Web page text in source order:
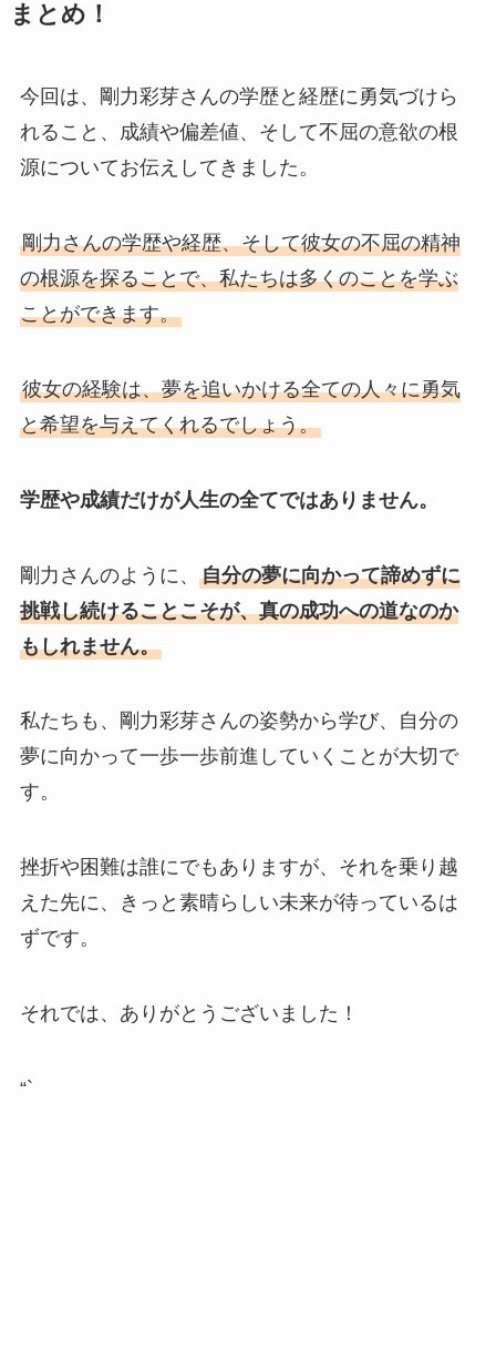
まとめ！
今回は、剛力彩芽さんの学歴と経歴に勇気づけら
れること、成績や偏差値、そして不屈の意欲の根
源についてお伝えしてきました。
剛力さんの学歴や経歴、そして彼女の不屈の精神
の根源を探ることで、私たちは多くのことを学ぶ
ことができます。
彼女の経験は、夢を追いかける全ての人々に勇気
と希望を与えてくれるでしょう。
学歴や成績だけが人生の全てではありません。
剛力さんのように、 自分の夢に向かって諦めずに
挑戦し続けることこそが、真の成功への道なのか
もしれません。
私たちも、剛力彩芽さんの姿勢から学び、自分の
夢に向かって一歩一歩前進していくことが大切で
す。
挫折や困難は誰にでもありますが、それを乗り越
えた先に、きっと素晴らしい未来が待っているは
ずです。
それでは、ありがとうございました！
“`